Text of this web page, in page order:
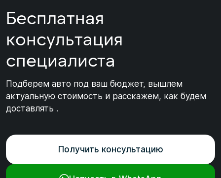
Бесплатная
консультация
специалиста
Подберем авто под ваш бюджет, вышлем
актуальную стоимость и расскажем, как будем
доставлять .
Получить консультацию